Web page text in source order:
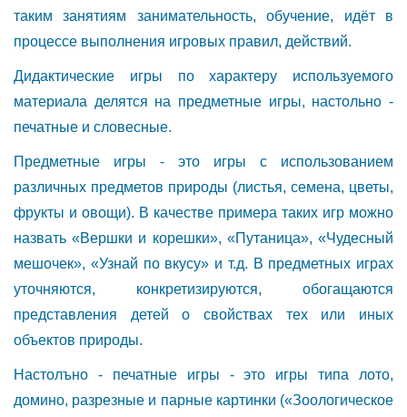
таким занятиям занимательность, обучение, идёт в
процессе выполнения игровых правил, действий.
Дидактические игры по характеру используемого
материала делятся на предметные игры, настольно -
печатные и словесные.
Предметные игры - это игры с использованием
различных предметов природы (листья, семена, цветы,
фрукты и овощи). В качестве примера таких игр можно
назвать «Вершки и корешки», «Путаница», «Чудесный
мешочек», «Узнай по вкусу» и т.д. В предметных играх
уточняются, конкретизируются, обогащаются
представления детей о свойствах тех или иных
объектов природы.
Настолъно - печатные игры - это игры типа лото,
домино, разрезные и парные картинки («Зоологическое